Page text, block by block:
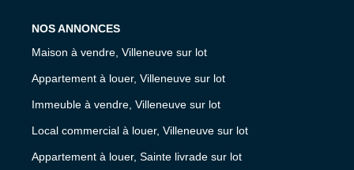
NOS ANNONCES
Maison à vendre, Villeneuve sur lot
Appartement à louer, Villeneuve sur lot
Immeuble à vendre, Villeneuve sur lot
Local commercial à louer, Villeneuve sur lot
Appartement à louer, Sainte livrade sur lot